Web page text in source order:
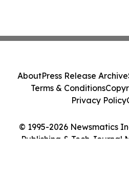
© 1995-2026 Newsmatics
Publishing & Tech Journal
AboutPress Release Archive
Terms & Conditions
Privacy Policy